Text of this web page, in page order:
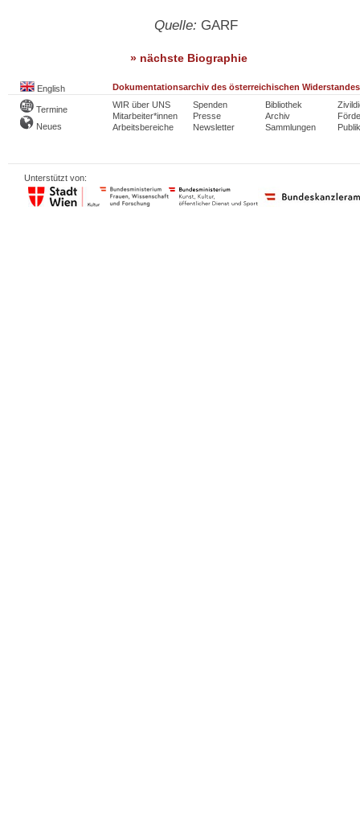
Quelle: GARF
» nächste Biographie
English Dokumentationsarchiv des österreichischen Widerstandes
Termine
Neues
WIR über UNS
Mitarbeiter*innen
Arbeitsbereiche
Spenden
Presse
Newsletter
Bibliothek
Archiv
Sammlungen
Unterstützt von: